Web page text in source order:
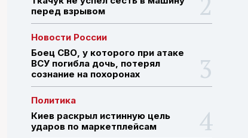
ПО САЙТУ
перед взрывом
Новости России
Боец СВО, у которого при атаке
ВСУ погибла дочь, потерял
сознание на похоронах
Политика
Киев раскрыл истинную цель
ударов по маркетплейсам